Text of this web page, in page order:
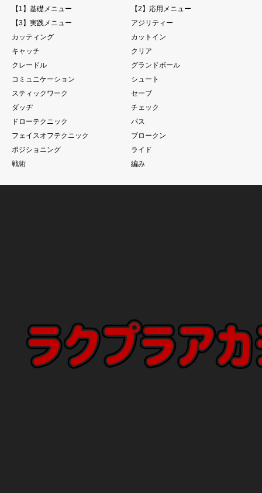
【1】基礎メニュー
【2】応用メニュー
【3】実践メニュー
アジリティー
カッティング
カットイン
キャッチ
クリア
クレードル
グランドボール
コミュニケーション
シュート
スティックワーク
セーブ
ダッヂ
チェック
ドローテクニック
パス
フェイスオフテクニック
ブロークン
ポジショニング
ライド
戦術
編み